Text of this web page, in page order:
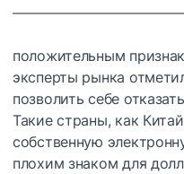
положительным
эксперты рынка
позволить себе
Такие страны, как
собственную
плохим знаком для